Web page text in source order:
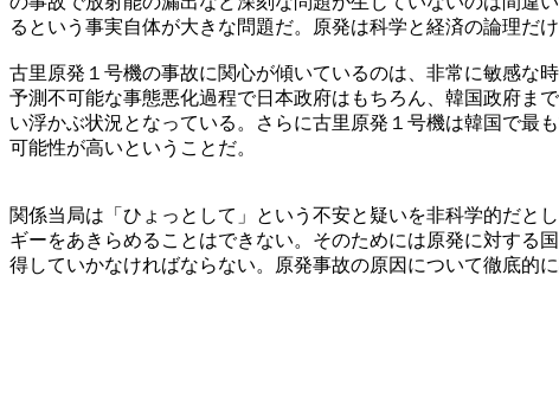
るという事実自体が大きな問題だ。原発は科学と経済の論理だ
古里原発１号機の事故に関心が傾いているのは、非常に敏感な
予測不可能な事態悪化過程で日本政府はもちろん、韓国政府ま
い浮かぶ状況となっている。さらに古里原発１号機は韓国で最
可能性が高いということだ。
関係当局は「ひょっとして」という不安と疑いを非科学的だと
ギーをあきらめることはできない。そのためには原発に対する
得していかなければならない。原発事故の原因について徹底的